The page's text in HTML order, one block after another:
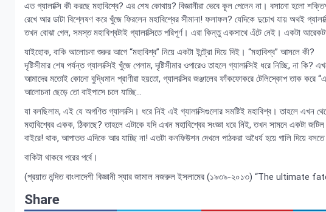
এত গ্যালাক্সি কী করছে মহাবিশ্বে? এর শেষ কোথায়? বিজ্ঞানীরা ভেবে কূল পেলেন না। বসানো হলো
রেখে আর ডাটা বিশ্লেষণ করে খুঁজে ফিরলেন মহাবিশ্বের সীমানা! ফলাফল? যেদিকে দুচোখ যায় অথই
তখন বোঝা গেল, সমস্ত মহাবিশ্বটাই গ্যালাক্সিতে পরিপূর্ণ। এরা কিন্তু একসাথে এঁটে নেই। একটা
যাইহোক, বাকি আলোচনা শুরুর আগে “মহাবিশ্ব” নিয়ে একটা ইন্ট্রো দিয়ে দিই। “মহাবিশ্ব” আসলে কী?
দৃষ্টিসীমার শেষ পর্যন্ত গ্যালাক্সিই খুঁজে পেলাম, দৃষ্টিসীমার ওপারেও তাহলে গ্যালাক্সিই ধরে নিচ্ছি,
আমাদের মতোই কোনো বুদ্ধিমান প্রাণীরা হয়তো, গ্যালাক্সির জঞ্জালের ফাঁকফোকরে টেলিস্কোপ তাক করে
আলোচনা ছেড়ে তো বাইপাসে চলে যাচ্ছি…
যা বলছিলাম, এই যে অগণিত গ্যালাক্সি। ধরে নিই এই গ্যালাক্সিগুলোর সমষ্টিই মহাবিশ্ব। তাহলে এখন
মহাবিশ্বের একক, ঠিকাছে? তাহলে এটাকে যদি এখন মহাবিশ্বের সংজ্ঞা ধরে নিই, তখন সামনে একটা
বাইরে! থাক, আপাতত এদিকে আর যাচ্ছি না! এতটা কনফিউশন দেখলে পাঠকরা অধৈর্য হয়ে গালি দিয়ে বসতে
বাকিটা থাকবে পরের পর্বে।
(প্রয়াত নন্দিত বাংলাদেশী বিজ্ঞানী স্যার জামাল নজরুল ইসলামের (১৯৩৯-২০১৩) “The
Share